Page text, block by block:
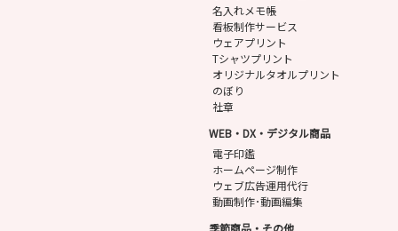
名入れメモ帳
看板制作サービス
ウェアプリント
Tシャツプリント
オリジナルタオルプリント
のぼり
社章
WEB・DX・デジタル商品
電子印鑑
ホームページ制作
ウェブ広告運用代行
動画制作･動画編集
季節商品・その他